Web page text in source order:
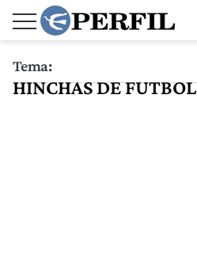
Tema:
HINCHAS DE FUTBOL